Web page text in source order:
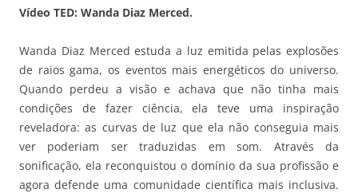
Vídeo TED: Wanda Diaz Merced.
Wanda Diaz Merced estuda a luz emitida pelas explosões
de raios gama, os eventos mais energéticos do universo.
Quando perdeu a visão e achava que não tinha mais
condições de fazer ciência, ela teve uma inspiração
reveladora: as curvas de luz que ela não conseguia mais
ver poderiam ser traduzidas em som. Através da
sonificação, ela reconquistou o domínio da sua profissão e
agora defende uma comunidade científica mais inclusiva.